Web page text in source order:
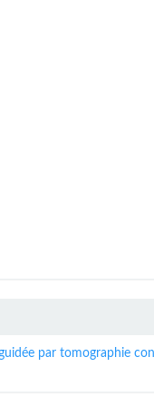
par tomographie